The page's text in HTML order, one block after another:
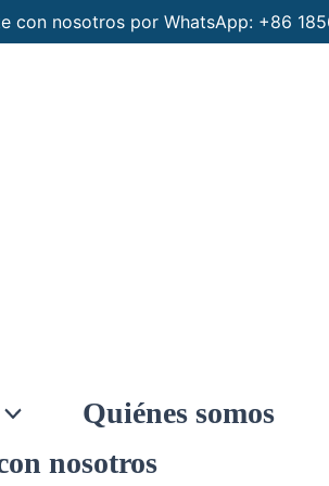
con nosotros por WhatsApp: +86
Quiénes somos
nosotros